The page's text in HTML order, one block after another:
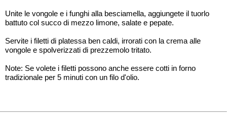
Unite le vongole e i funghi alla besciamella, aggiungete il tuorlo
battuto col succo di mezzo limone, salate e pepate.
Servite i filetti di platessa ben caldi, irrorati con la crema alle
vongole e spolverizzati di prezzemolo tritato.
Note: Se volete i filetti possono anche essere cotti in forno
tradizionale per 5 minuti con un filo d'olio.